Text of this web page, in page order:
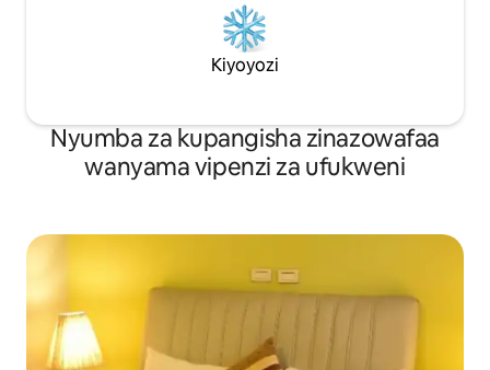
Kiyoyozi
Nyumba za kupangisha zinazowafaa
wanyama vipenzi za ufukweni